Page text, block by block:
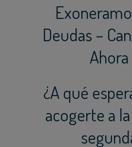
Deudas –
Ahora
¿A qué
acogerte a